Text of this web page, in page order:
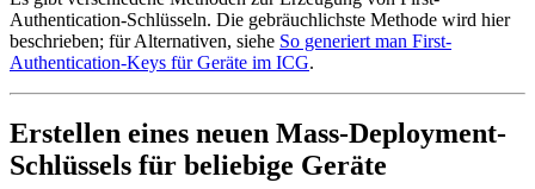
Authentication-Schlüsseln. Die gebräuchlichste Methode wird hier
beschrieben; für Alternativen, siehe So generiert man First-
Authentication-Keys für Geräte im ICG.
Erstellen eines neuen Mass-Deployment-
Schlüssels für beliebige Geräte